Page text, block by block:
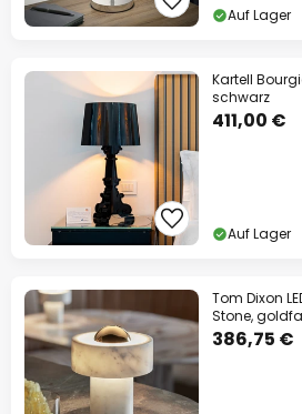
Auf Lager
Kartell
schwarz
411,00 €
Auf Lager
Tom Dixon
Stone,
386,75 €